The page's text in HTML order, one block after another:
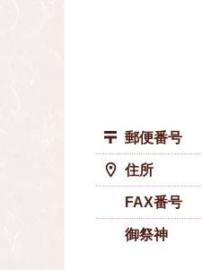
郵便番号
住所
FAX番号
御祭神